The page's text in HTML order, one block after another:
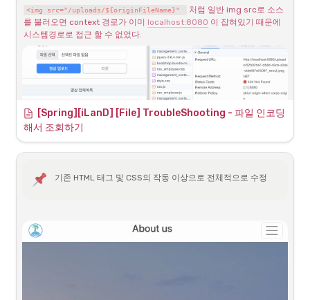
game.js
다. 난수에 따라 3개의 이미지를 동적으로 변경하는것이기 때문에 일부
기기에 따라 조금 느린 경향도 있는데 오히려 컴퓨터가 야비하게 변경하
chatting.html
Controllers
우선 채팅 페이지를 반환하는 뷰컨트롤러
<img src="/uploads/${originFileName}"
처럼 일반 img src로 소스
를 불러오면 context 경로가 이미 localhost:8080 이 잡혀있기 때문에
시스템경로로 접근 할 수 없었다.
[Spring][iLanD] [File] TroubleShooting - 파일 인코딩
해서 조회하기
기존 HTML 태그 및 CSS의 작동 이상으로 전체적으로 수정